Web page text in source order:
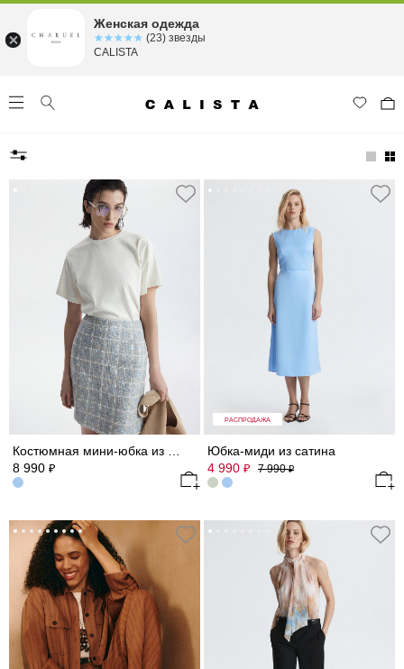
8 990 ₽
РАСПРОДАЖА
Юбка-миди из сатина
4 990 ₽ 7 990₽
Женская одежда
☆☆☆☆☆
★★★★★ (23) звезды
CALISTA